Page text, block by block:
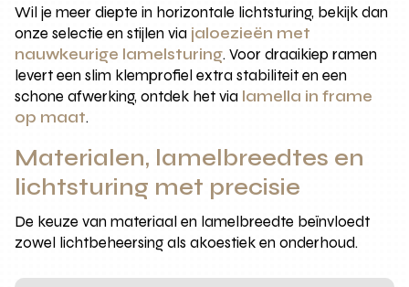
Wil je meer diepte in horizontale lichtsturing, bekijk dan
onze selectie en stijlen via jaloezieën met
nauwkeurige lamelsturing. Voor draaikiep ramen
levert een slim klemprofiel extra stabiliteit en een
schone afwerking, ontdek het via lamella in frame
op maat.
Materialen, lamelbreedtes en
lichtsturing met precisie
De keuze van materiaal en lamelbreedte beïnvloedt
zowel lichtbeheersing als akoestiek en onderhoud.